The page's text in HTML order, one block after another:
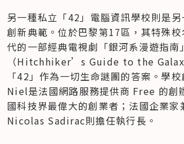
另一種私立「42」電腦資訊學校則是
創新典範。位於巴黎第17區，其特殊
代的一部經典電視劇「銀河系漫遊指南」
（Hitchhiker’s Guide to the
「42」作為一切生命謎團的答案。學
Niel是法國網路服務提供商 Free 的創
國科技界最偉大的創業者；法國企業家
Nicolas Sadirac則擔任執行長。